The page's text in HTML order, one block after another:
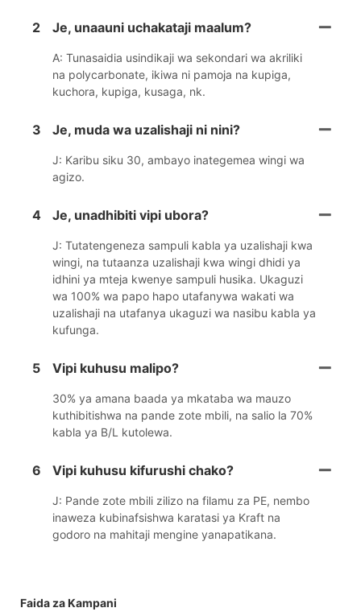
2 Je, unaauni uchakataji maalum?
A: Tunasaidia usindikaji wa sekondari wa akriliki
na polycarbonate, ikiwa ni pamoja na kupiga,
kuchora, kupiga, kusaga, nk.
3 Je, muda wa uzalishaji ni nini?
J: Karibu siku 30, ambayo inategemea wingi wa
agizo.
4 Je, unadhibiti vipi ubora?
J: Tutatengeneza sampuli kabla ya uzalishaji kwa
wingi, na tutaanza uzalishaji kwa wingi dhidi ya
idhini ya mteja kwenye sampuli husika. Ukaguzi
wa 100% wa papo hapo utafanywa wakati wa
uzalishaji na utafanya ukaguzi wa nasibu kabla ya
kufunga.
5 Vipi kuhusu malipo?
30% ya amana baada ya mkataba wa mauzo
kuthibitishwa na pande zote mbili, na salio la 70%
kabla ya B/L kutolewa.
6 Vipi kuhusu kifurushi chako?
J: Pande zote mbili zilizo na filamu za PE, nembo
inaweza kubinafsishwa karatasi ya Kraft na
godoro na mahitaji mengine yanapatikana.
Faida za Kampani